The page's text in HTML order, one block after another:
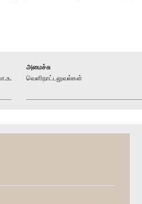
அமைச்சு
வெளிநாட்டலுவல்கள்